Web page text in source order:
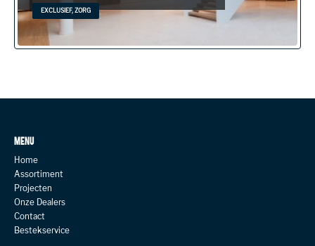
EXCLUSIEF, ZORG
MENU
Home
Assortiment
Projecten
Onze Dealers
Contact
Bestekservice